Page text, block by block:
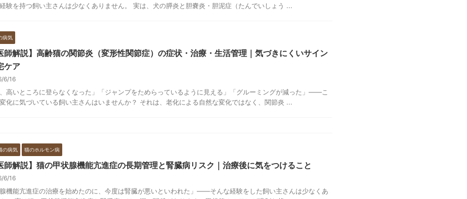
験を持つ飼い主さんは少なくありません。 実は、犬の膵炎と胆嚢炎・胆泥症（たんでいしょう ...
病気
師解説】高齢猫の関節炎（変形性関節症）の症状・治療・生活管理｜気づきにくいサイン
ケア
6/16
、高いところに登らなくなった」「ジャンプをためらっているように見える」「グルーミングが減った」——こ
化に気づいている飼い主さんはいませんか？ それは、老化による自然な変化ではなく、関節炎 ...
の病気 猫のホルモン病
師解説】猫の甲状腺機能亢進症の長期管理と腎臓病リスク｜治療後に気をつけること
6/16
腺機能亢進症の治療を始めたのに、今度は腎臓が悪いといわれた」——そんな経験をした飼い主さんは少なくあ